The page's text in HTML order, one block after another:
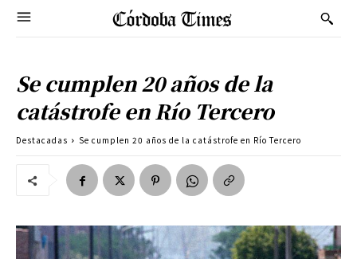
Se cumplen 20 años de la
catástrofe en Río Tercero
Destacadas Se cumplen 20 años de la catástrofe en Río Tercero